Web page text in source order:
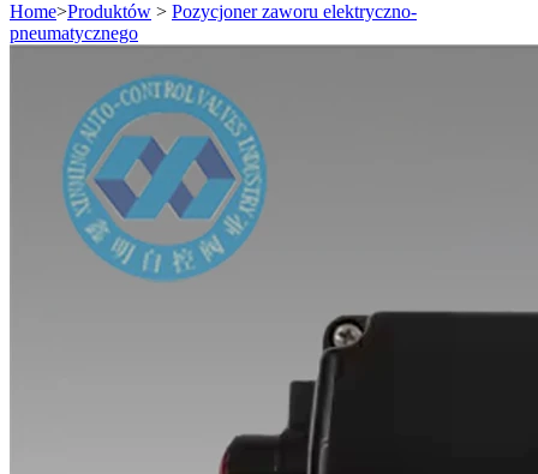
Home>Produktów > Pozycjoner zaworu elektryczno-
pneumatycznego